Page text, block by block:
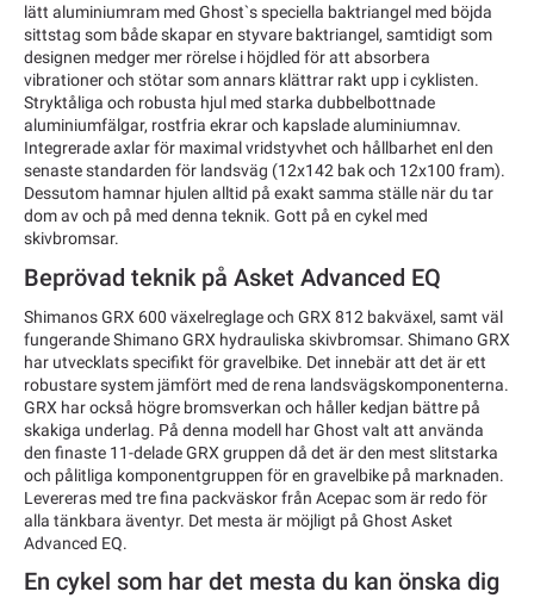
lätt aluminiumram med Ghost`s speciella baktriangel med böjda
sittstag som både skapar en styvare baktriangel, samtidigt som
designen medger mer rörelse i höjdled för att absorbera
vibrationer och stötar som annars klättrar rakt upp i cyklisten.
Stryktåliga och robusta hjul med starka dubbelbottnade
aluminiumfälgar, rostfria ekrar och kapslade aluminiumnav.
Integrerade axlar för maximal vridstyvhet och hållbarhet enl den
senaste standarden för landsväg (12x142 bak och 12x100 fram).
Dessutom hamnar hjulen alltid på exakt samma ställe när du tar
dom av och på med denna teknik. Gott på en cykel med
skivbromsar.
Beprövad teknik på Asket Advanced EQ
Shimanos GRX 600 växelreglage och GRX 812 bakväxel, samt väl
fungerande Shimano GRX hydrauliska skivbromsar. Shimano GRX
har utvecklats specifikt för gravelbike. Det innebär att det är ett
robustare system jämfört med de rena landsvägskomponenterna.
GRX har också högre bromsverkan och håller kedjan bättre på
skakiga underlag. På denna modell har Ghost valt att använda
den finaste 11-delade GRX gruppen då det är den mest slitstarka
och pålitliga komponentgruppen för en gravelbike på marknaden.
Levereras med tre fina packväskor från Acepac som är redo för
alla tänkbara äventyr. Det mesta är möjligt på Ghost Asket
Advanced EQ.
En cykel som har det mesta du kan önska dig